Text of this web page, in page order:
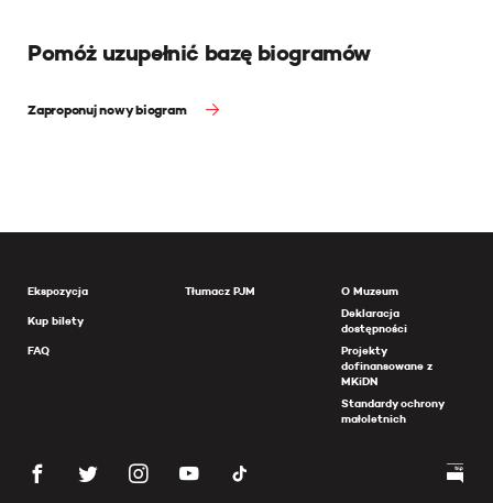
Pomóż uzupełnić bazę biogramów
Zaproponuj nowy biogram
Ekspozycja
Kup bilety
FAQ
Tłumacz PJM
O Muzeum
Deklaracja
dostępności
Projekty
dofinansowane z
MKiDN
Standardy ochrony
małoletnich